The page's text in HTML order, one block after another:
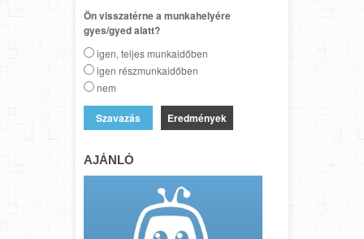
Ön visszatérne a munkahelyére
gyes/gyed alatt?
igen, teljes munkaidőben
igen részmunkaidőben
nem
Eredmények
AJÁNLÓ